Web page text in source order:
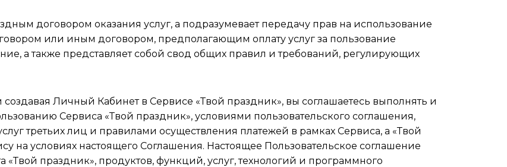
договором оказания услуг, а подразумевает передачу прав на использование
или иным договором, предполагающим оплату услуг за пользование
а также представляет собой свод общих правил и требований, регулирующих
Личный Кабинет в Сервисе «Твой праздник», вы соглашаетесь выполнять и
Сервиса «Твой праздник», условиями пользовательского соглашения,
третьих лиц и правилами осуществления платежей в рамках Сервиса, а «Твой
на условиях настоящего Соглашения. Настоящее Пользовательское соглашение
«Твой праздник», продуктов, функций, услуг, технологий и программного